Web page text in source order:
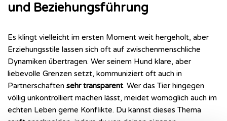
und Beziehungsführung
Es klingt vielleicht im ersten Moment weit hergeholt, aber
Erziehungsstile lassen sich oft auf zwischenmenschliche
Dynamiken übertragen. Wer seinem Hund klare, aber
liebevolle Grenzen setzt, kommuniziert oft auch in
Partnerschaften sehr transparent. Wer das Tier hingegen
völlig unkontrolliert machen lässt, meidet womöglich auch im
echten Leben gerne Konflikte. Du kannst dieses Thema